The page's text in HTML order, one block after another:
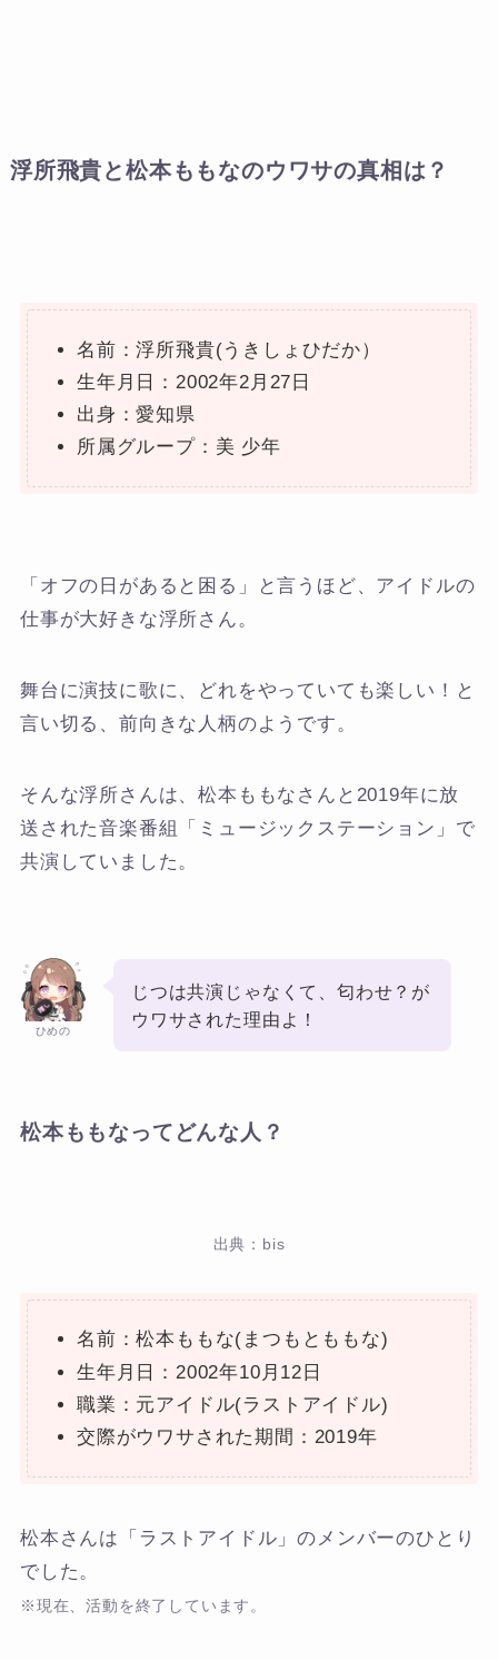
浮所飛貴と松本ももなのウワサの真相は？
名前：浮所飛貴(うきしょひだか）
生年月日：2002年2月27日
出身：愛知県
所属グループ：美 少年
「オフの日があると困る」と言うほど、アイドルの
仕事が大好きな浮所さん。
舞台に演技に歌に、どれをやっていても楽しい！と
言い切る、前向きな人柄のようです。
そんな浮所さんは、松本ももなさんと2019年に放
送された音楽番組「ミュージックステーション」で
共演していました。
ひめの
じつは共演じゃなくて、匂わせ？が
ウワサされた理由よ！
松本ももなってどんな人？
出典：bis
名前：松本ももな(まつもとももな)
生年月日：2002年10月12日
職業：元アイドル(ラストアイドル)
交際がウワサされた期間：2019年
松本さんは「ラストアイドル」のメンバーのひとり
でした。
※現在、活動を終了しています。